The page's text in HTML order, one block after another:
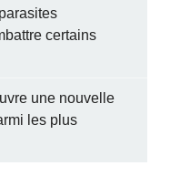
certains
une nouvelle
les plus